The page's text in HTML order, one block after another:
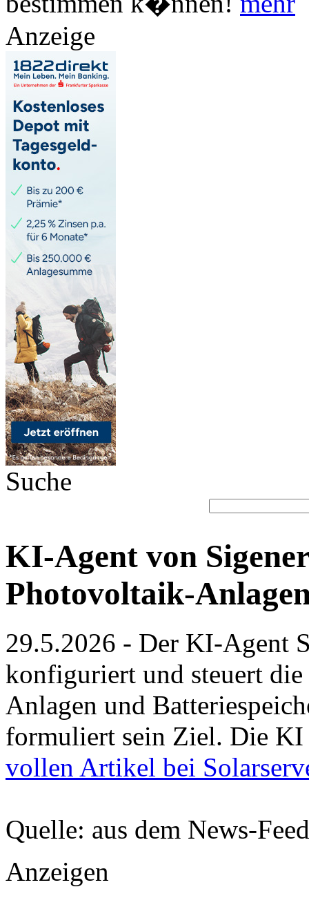
Anzeige
Suche
KI-Agent von
Photovoltaik-
29.5.2026 - Der KI-Agent
konfiguriert und steuert
Anlagen und
formuliert sein Ziel. Die KI
vollen Artikel bei
Quelle: aus dem News-
Anzeigen